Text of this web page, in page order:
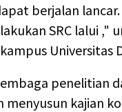
berjalan
SRC lalui ,"
Universitas
penelitian
kajian